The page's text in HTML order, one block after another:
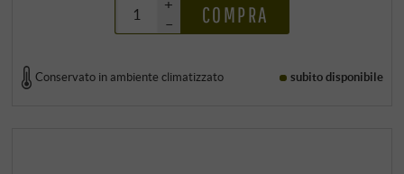
+
–
COMPRA
Conservato in ambiente climatizzato subito disponibile